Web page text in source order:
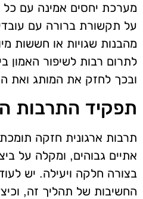
מערכת יחסים אמינה עם כל
על תקשורת ברורה עם
מהבנות שגויות או חששות
לתרום רבות לשיפור האמון
ובכך לחזק את המותג ואת
תפקיד התרבות
תרבות ארגונית חזקה
אתיים גבוהים, ומקלה על
בצורה חלקה ויעילה. יש
החשיבות של תהליך זה,